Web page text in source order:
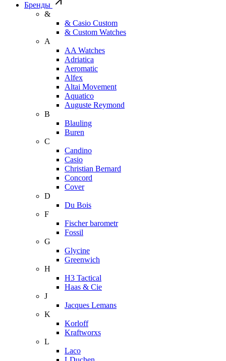
Бренды
&
& Casio Custom
& Custom Watches
A
AA Watches
Adriatica
Aeromatic
Alfex
Altai Movement
Aquatico
Auguste Reymond
B
Blauling
Buren
C
Candino
Casio
Christian Bernard
Concord
Cover
D
Du Bois
F
Fischer barometr
Fossil
G
Glycine
Greenwich
H
H3 Tactical
Haas & Cie
J
Jacques Lemans
K
Korloff
Kraftworxs
L
Laco